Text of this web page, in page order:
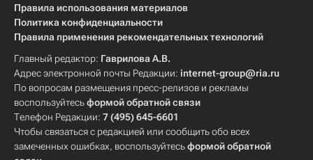
Правила использования материалов
Политика конфиденциальности
Правила применения рекомендательных технологий
Главный редактор: Гаврилова А.В.
Адрес электронной почты Редакции: internet-group@ria.ru
По вопросам размещения пресс-релизов и рекламы
воспользуйтесьформой обратной связи
Телефон Редакции: 7 (495) 645-6601
Чтобы связаться с редакцией или сообщить обо всех
замеченных ошибках, воспользуйтесьформой обратной